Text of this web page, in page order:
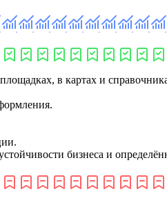
в картах и
бизнеса и